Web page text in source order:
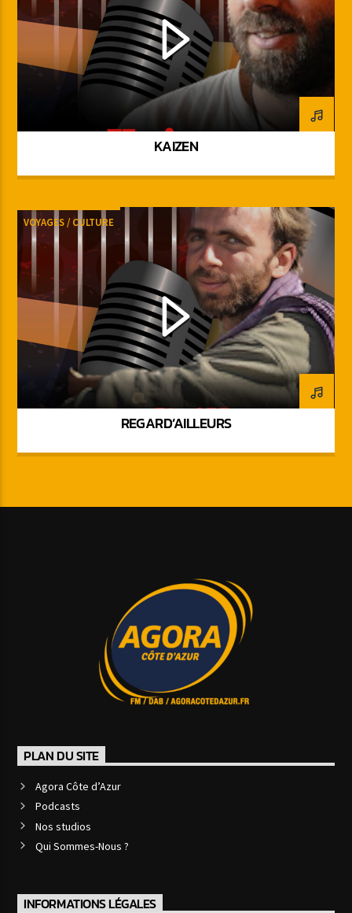
KAIZEN
VOYAGES / CULTURE
REGARD’AILLEURS
PLAN DU SITE
Agora Côte d’Azur
Podcasts
Nos studios
Qui Sommes-Nous ?
INFORMATIONS LÉGALES